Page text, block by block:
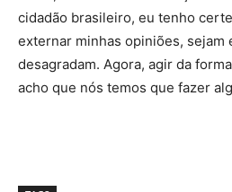
cidadão brasileiro, eu tenho
externar minhas opiniões, sejam
desagradam. Agora, agir da
acho que nós temos que fazer